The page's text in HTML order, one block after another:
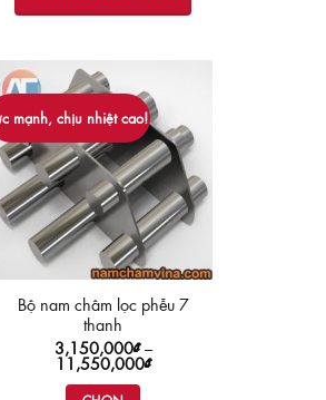
mạnh, chịu nhiệt cao!
Bộ nam châm lọc phễu 7
thanh
3,150,000₫ –
11,550,000₫Khoảng